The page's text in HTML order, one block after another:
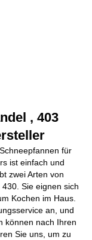
, 403
für
ist einfach und
zwei Arten von
Sie eignen sich
Kochen im Haus.
an, und
können nach Ihren
Sie uns, um zu